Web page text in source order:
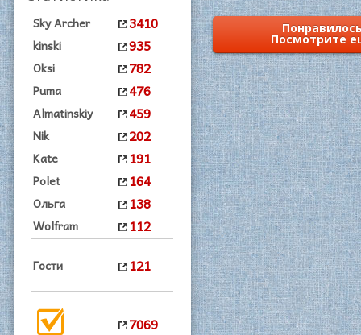
Sky Archer 3410
kinski 935
Oksi 782
Puma 476
Almatinskiy 459
Nik 202
Kate 191
Polet 164
Ольга 138
Wolfram 112
Гости 121
7069
Посмотрите